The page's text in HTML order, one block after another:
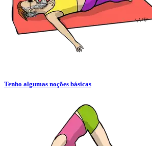
Tenho algumas noções básicas